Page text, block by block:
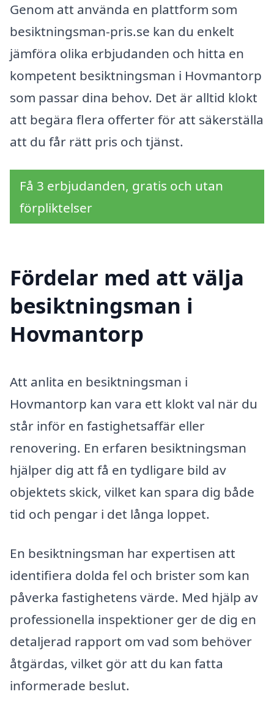
Genom att använda en plattform som
besiktningsman-pris.se kan du enkelt
jämföra olika erbjudanden och hitta en
kompetent besiktningsman i Hovmantorp
som passar dina behov. Det är alltid klokt
att begära flera offerter för att säkerställa
att du får rätt pris och tjänst.
Få 3 erbjudanden, gratis och utan
förpliktelser
Fördelar med att välja
besiktningsman i
Hovmantorp
Att anlita en besiktningsman i
Hovmantorp kan vara ett klokt val när du
står inför en fastighetsaffär eller
renovering. En erfaren besiktningsman
hjälper dig att få en tydligare bild av
objektets skick, vilket kan spara dig både
tid och pengar i det långa loppet.
En besiktningsman har expertisen att
identifiera dolda fel och brister som kan
påverka fastighetens värde. Med hjälp av
professionella inspektioner ger de dig en
detaljerad rapport om vad som behöver
åtgärdas, vilket gör att du kan fatta
informerade beslut.